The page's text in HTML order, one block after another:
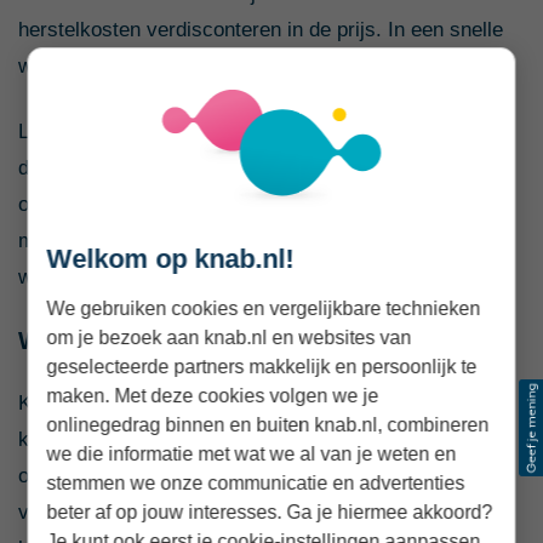
herstelkosten verdisconteren in de prijs. In een snelle
woningmarkt is hier niet altijd tijd voor.
Laat je de keuring doen nadat je bod is geaccepteerd,
dan is het verstandig om dit op te nemen als
ontbindende voorwaarde. Je kunt daarbij een
maximumbedrag afspreken voor herstelkosten
waarboven je van de koop mag afzien.
Wanneer is een keuring minder nodig?
Koop je een appartement, dan is een bouwkundige
keuring vaak minder noodzakelijk. Grote
onderhoudszaken vallen meestal onder de Vereniging
van Eigenaren (VvE). In dat geval is het vooral
Welkom op knab.nl!
We gebruiken cookies en vergelijkbare technieken
om je bezoek aan knab.nl en websites van
geselecteerde partners makkelijk en persoonlijk te
maken. Met deze cookies volgen we je
onlinegedrag binnen en buiten knab.nl, combineren
we die informatie met wat we al van je weten en
stemmen we onze communicatie en advertenties
beter af op jouw interesses. Ga je hiermee akkoord?